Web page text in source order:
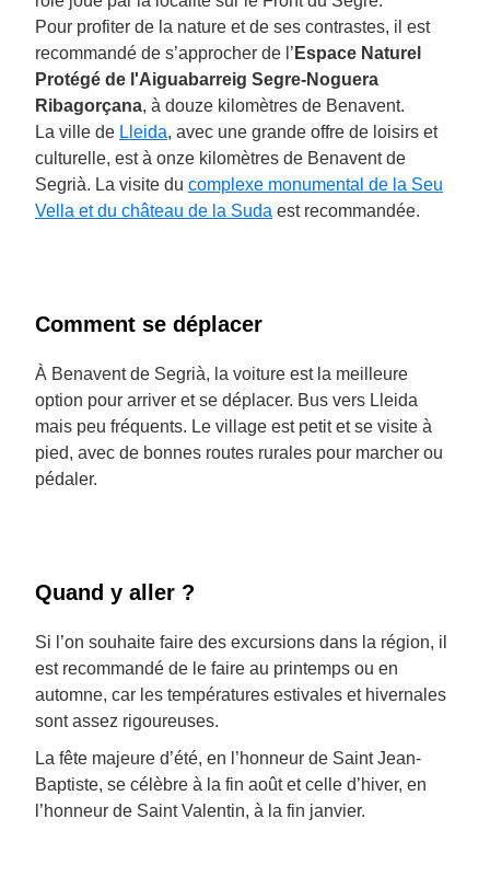
Pour profiter de la nature et de ses contrastes, il est
recommandé de s’approcher de l’ Espace Naturel
Protégé de l'Aiguabarreig Segre-Noguera
Ribagorçana, à douze kilomètres de Benavent.
La ville de Lleida, avec une grande offre de loisirs et
culturelle, est à onze kilomètres de Benavent de
Segrià. La visite du complexe monumental de la Seu
Vella et du château de la Suda est recommandée.
Comment se déplacer
À Benavent de Segrià, la voiture est la meilleure
option pour arriver et se déplacer. Bus vers Lleida
mais peu fréquents. Le village est petit et se visite à
pied, avec de bonnes routes rurales pour marcher ou
pédaler.
Quand y aller ?
Si l’on souhaite faire des excursions dans la région, il
est recommandé de le faire au printemps ou en
automne, car les températures estivales et hivernales
sont assez rigoureuses.
La fête majeure d’été, en l’honneur de Saint Jean-
Baptiste, se célèbre à la fin août et celle d’hiver, en
l’honneur de Saint Valentin, à la fin janvier.